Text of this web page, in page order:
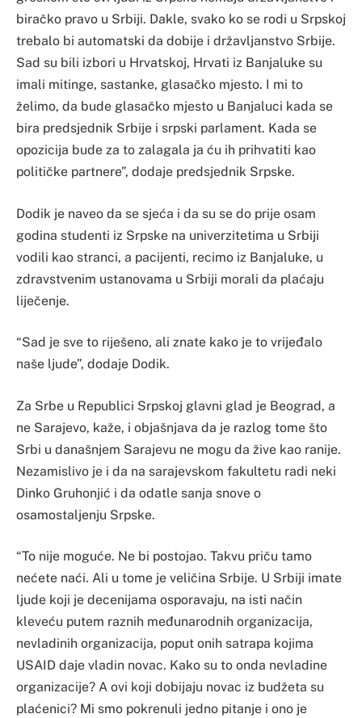
biračko pravo u Srbiji. Dakle, svako ko se rodi u Srpskoj
trebalo bi automatski da dobije i državljanstvo Srbije.
Sad su bili izbori u Hrvatskoj, Hrvati iz Banjaluke su
imali mitinge, sastanke, glasačko mjesto. I mi to
želimo, da bude glasačko mjesto u Banjaluci kada se
bira predsjednik Srbije i srpski parlament. Kada se
opozicija bude za to zalagala ja ću ih prihvatiti kao
političke partnere”, dodaje predsjednik Srpske.
Dodik je naveo da se sjeća i da su se do prije osam
godina studenti iz Srpske na univerzitetima u Srbiji
vodili kao stranci, a pacijenti, recimo iz Banjaluke, u
zdravstvenim ustanovama u Srbiji morali da plaćaju
liječenje.
“Sad je sve to riješeno, ali znate kako je to vrijeđalo
naše ljude”, dodaje Dodik.
Za Srbe u Republici Srpskoj glavni glad je Beograd, a
ne Sarajevo, kaže, i objašnjava da je razlog tome što
Srbi u današnjem Sarajevu ne mogu da žive kao ranije.
Nezamislivo je i da na sarajevskom fakultetu radi neki
Dinko Gruhonjić i da odatle sanja snove o
osamostaljenju Srpske.
“To nije moguće. Ne bi postojao. Takvu priču tamo
nećete naći. Ali u tome je veličina Srbije. U Srbiji imate
ljude koji je decenijama osporavaju, na isti način
kleveću putem raznih međunarodnih organizacija,
nevladinih organizacija, poput onih satrapa kojima
USAID daje vladin novac. Kako su to onda nevladine
organizacije? A ovi koji dobijaju novac iz budžeta su
plaćenici? Mi smo pokrenuli jedno pitanje i ono je